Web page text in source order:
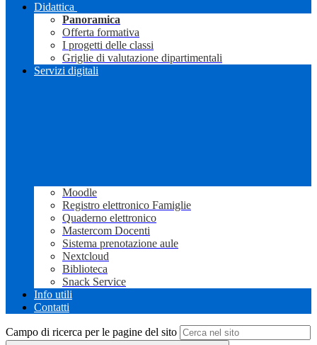
Didattica
Panoramica
Offerta formativa
I progetti delle classi
Griglie di valutazione dipartimentali
Servizi digitali
Moodle
Registro elettronico Famiglie
Quaderno elettronico
Mastercom Docenti
Sistema prenotazione aule
Nextcloud
Biblioteca
Snack Service
Info utili
Contatti
Campo di ricerca per le pagine del sito